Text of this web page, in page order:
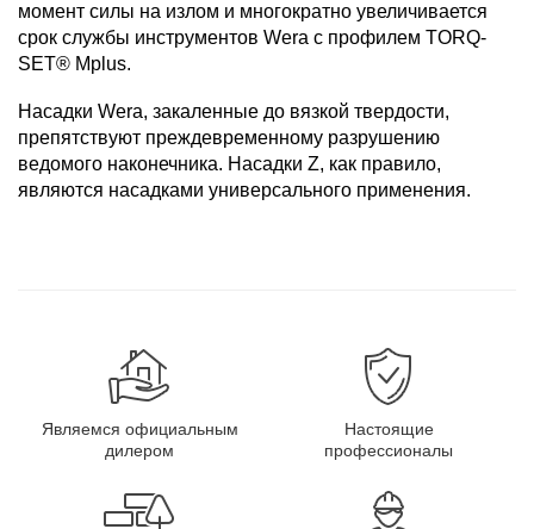
момент силы на излом и многократно увеличивается
срок службы инструментов Wera с профилем TORQ-
SET® Mplus.
Насадки Wera, закаленные до вязкой твердости,
препятствуют преждевременному разрушению
ведомого наконечника. Насадки Z, как правило,
являются насадками универсального применения.
Являемся официальным
дилером
Настоящие
профессионалы